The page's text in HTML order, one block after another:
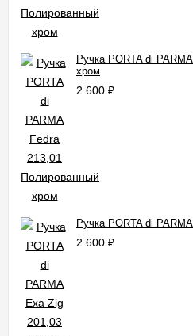
Ручка PORTA di
хром
2 600 ₽
Ручка PORTA di
2 600 ₽